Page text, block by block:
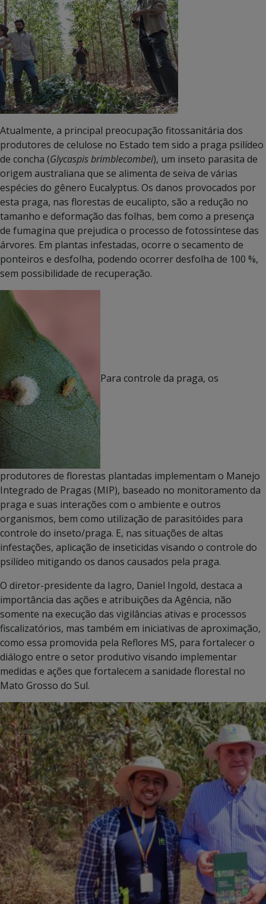
Atualmente, a principal preocupação fitossanitária dos
produtores de celulose no Estado tem sido a praga psilídeo
de concha (Glycaspis brimblecombei), um inseto parasita de
origem australiana que se alimenta de seiva de várias
espécies do gênero Eucalyptus. Os danos provocados por
esta praga, nas florestas de eucalipto, são a redução no
tamanho e deformação das folhas, bem como a presença
de fumagina que prejudica o processo de fotossíntese das
árvores. Em plantas infestadas, ocorre o secamento de
ponteiros e desfolha, podendo ocorrer desfolha de 100 %,
sem possibilidade de recuperação.
Para controle da praga, os
produtores de florestas plantadas implementam o Manejo
Integrado de Pragas (MIP), baseado no monitoramento da
praga e suas interações com o ambiente e outros
organismos, bem como utilização de parasitóides para
controle do inseto/praga. E, nas situações de altas
infestações, aplicação de inseticidas visando o controle do
psilídeo mitigando os danos causados pela praga.
O diretor-presidente da Iagro, Daniel Ingold, destaca a
importância das ações e atribuições da Agência, não
somente na execução das vigilâncias ativas e processos
fiscalizatórios, mas também em iniciativas de aproximação,
como essa promovida pela Reflores MS, para fortalecer o
diálogo entre o setor produtivo visando implementar
medidas e ações que fortalecem a sanidade florestal no
Mato Grosso do Sul.